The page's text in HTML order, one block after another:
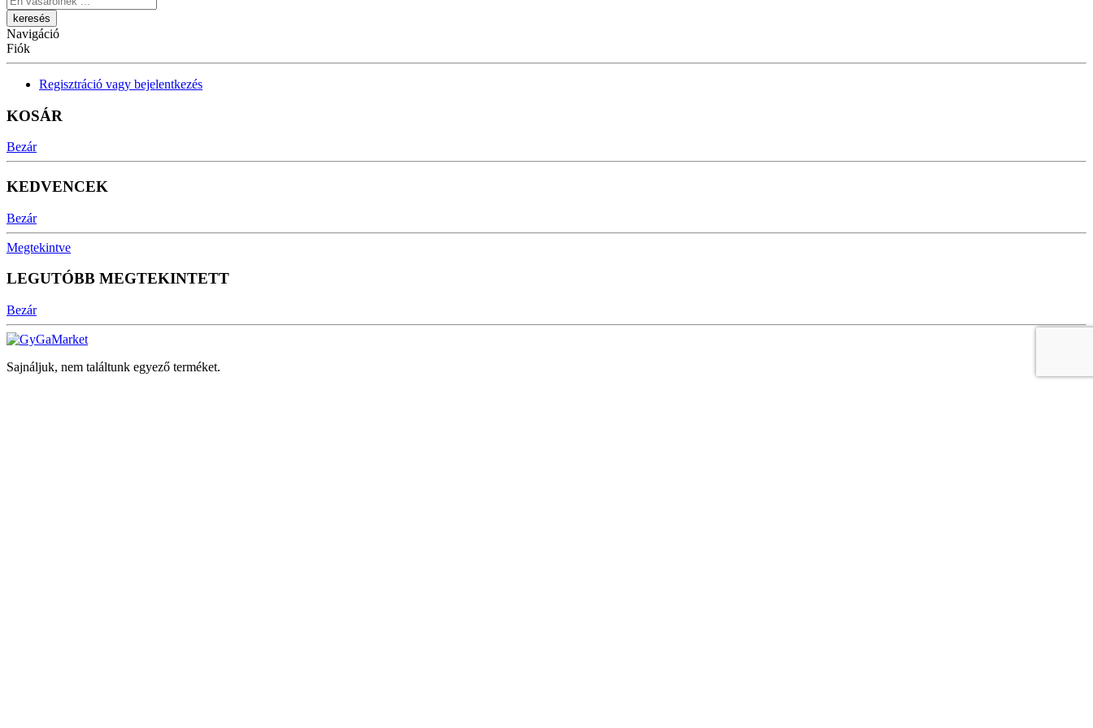
Navigáció
Fiók
Regisztráció vagy bejelentkezés
KOSÁR
Bezár
KEDVENCEK
Bezár
Megtekintve
LEGUTÓBB MEGTEKINTETT
Bezár
Sajnáljuk, nem találtunk egyező terméket.